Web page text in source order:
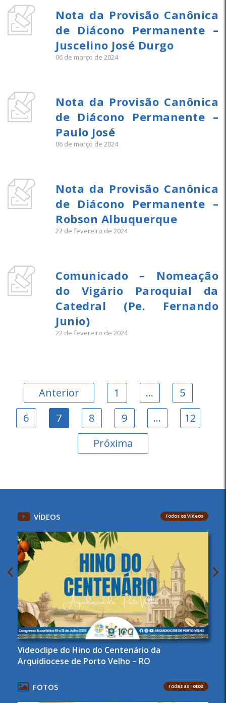
Nota da Provisão Canônica
de Diácono Permanente –
Juscelino José Durgo
06 de março de 2024
Nota da Provisão Canônica
de Diácono Permanente –
Paulo José
06 de março de 2024
Nota da Provisão Canônica
de Diácono Permanente –
Robson Albuquerque
22 de fevereiro de 2024
Comunicado – Nomeação
do Vigário Paroquial da
Catedral (Pe. Fernando
Junio)
22 de fevereiro de 2024
Anterior 1 …
5
6
7 8 9 …
12
Próxima
VÍDEOS Todos os Vídeos
Videoclipe do Hino do Centenário da
Arquidiocese de Porto Velho – RO
FOTOS Todas as Fotos